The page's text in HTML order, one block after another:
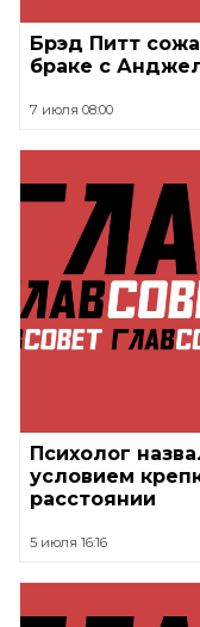
Брэд Питт
браке с
7 июля 08:00
Психолог
условием
расстоянии
5 июля 16:16